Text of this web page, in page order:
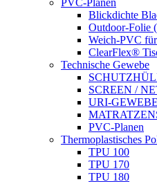
PVC-Planen
Blickdichte
Outdoor-Folie
Weich-PVC
ClearFlex®
Technische Gewebe
SCREEN /
URI-GEWEBE
PVC-Planen
Thermoplastisches
TPU 100
TPU 170
TPU 180